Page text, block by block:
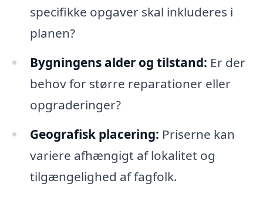
specifikke opgaver skal inkluderes i
planen?
Bygningens alder og tilstand: Er der
behov for større reparationer eller
opgraderinger?
Geografisk placering: Priserne kan
variere afhængigt af lokalitet og
tilgængelighed af fagfolk.